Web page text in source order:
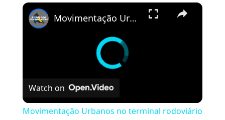
×
Movimentação Urbanos no terminal rodoviário de São Sebastião-SP em 2025(teve até ônibus novo da pássaro marron)
Watch on
Movimentação Urbanos no terminal rodoviário